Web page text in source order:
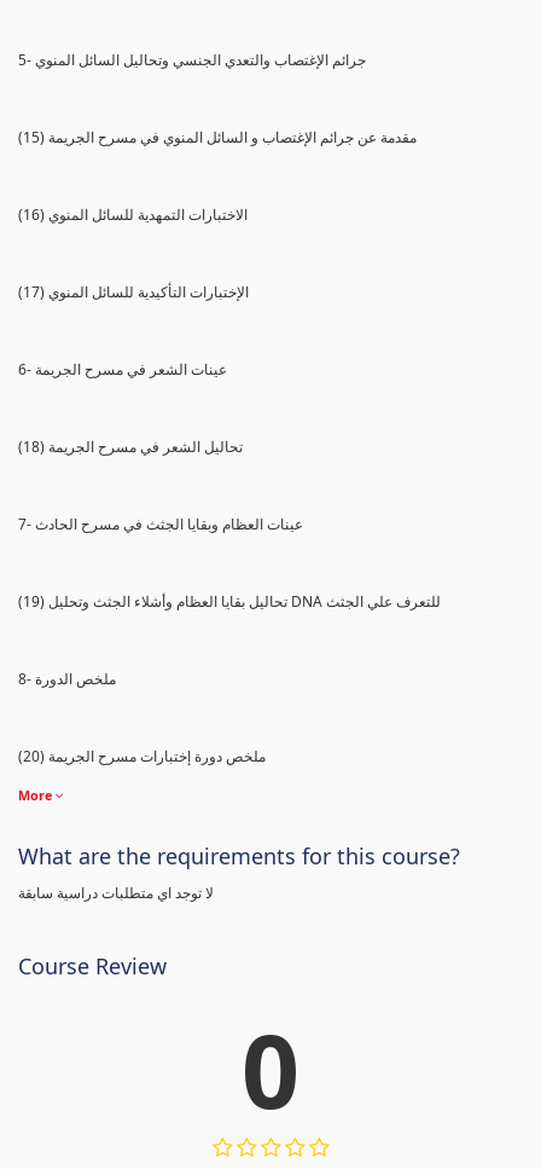
5- جرائم الإغتصاب والتعدي الجنسي وتحاليل السائل المنوي
(15) مقدمة عن جرائم الإغتصاب و السائل المنوي في مسرح الجريمة
(16) الاختبارات التمهدية للسائل المنوي
(17) الإختبارات التأكيدية للسائل المنوي
6- عينات الشعر في مسرح الجريمة
(18) تحاليل الشعر في مسرح الجريمة
7- عينات العظام وبقايا الجثث في مسرح الحادث
(19) تحاليل بقايا العظام وأشلاء الجثث وتحليل DNA للتعرف علي الجثث
8- ملخص الدورة
(20) ملخص دورة إختبارات مسرح الجريمة
More
What are the requirements for this course?
لا توجد اي متطلبات دراسية سابقة
Course Review
0